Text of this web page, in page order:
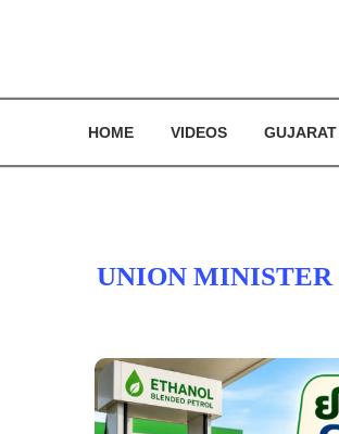
HOME VIDEOS GUJARAT
UNION MINISTER